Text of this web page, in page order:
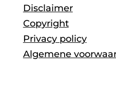
Disclaimer
Copyright
Privacy policy
Algemene